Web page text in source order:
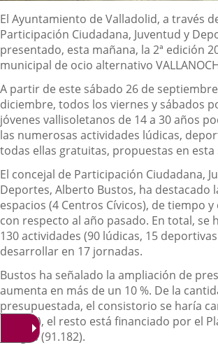
Descripción
El Ayuntamiento de Valladolid, a través
Participación Ciudadana, Juventud y
presentado, esta mañana, la 2ª edición
municipal de ocio alternativo
A partir de este sábado 26 de
diciembre, todos los viernes y sábados
jóvenes vallisoletanos de 14 a 30 años
las numerosas actividades lúdicas,
todas ellas gratuitas, propuestas en esta
El concejal de Participación Ciudadana,
Deportes, Alberto Bustos, ha destacado
espacios (4 Centros Cívicos), de tiempo
con respecto al año pasado. En total, se
130 actividades (90 lúdicas, 15
desarrollar en 17 jornadas.
Bustos ha señalado la ampliación de
aumenta en más de un 10 %. De la
presupuestada, el consistorio se haría
(39.078), el resto está financiado por el
Drogas (91.182).